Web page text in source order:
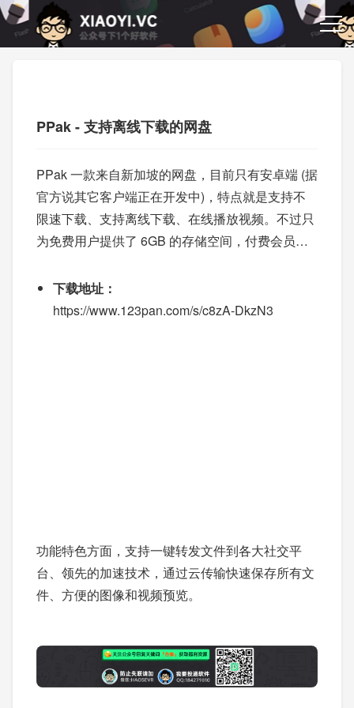
PPak - 支持离线下载的网盘
PPak 一款来自新加坡的网盘，目前只有安卓端 (据
官方说其它客户端正在开发中)，特点就是支持不
限速下载、支持离线下载、在线播放视频。不过只
为免费用户提供了 6GB 的存储空间，付费会员可
下载地址：
https://www.123pan.com/s/c8zA-DkzN3
功能特色方面，支持一键转发文件到各大社交平
台、领先的加速技术，通过云传输快速保存所有文
件、方便的图像和视频预览。